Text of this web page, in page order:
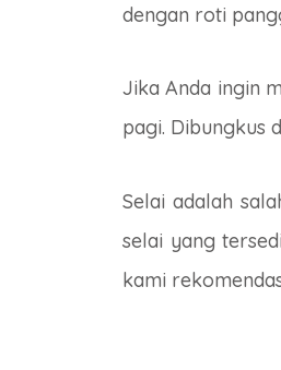
dengan roti
Jika Anda ingin
pagi. Dibungkus
Selai adalah
selai yang
kami